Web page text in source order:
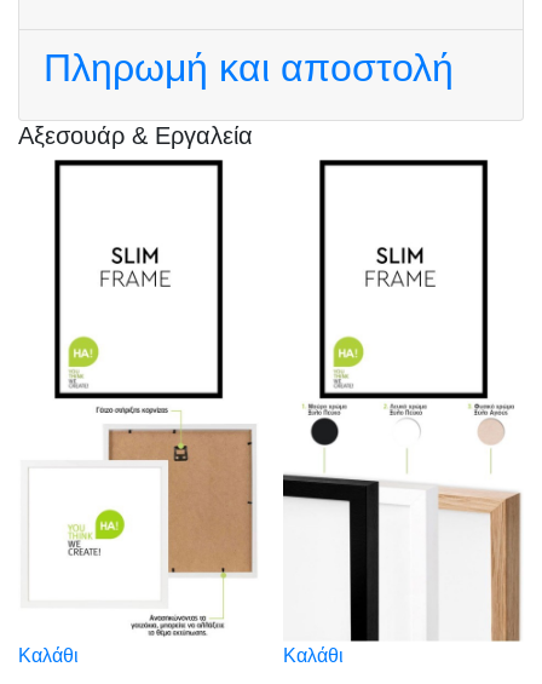
Πληρωμή και αποστολή
Αξεσουάρ & Εργαλεία
Καλάθι Καλάθι